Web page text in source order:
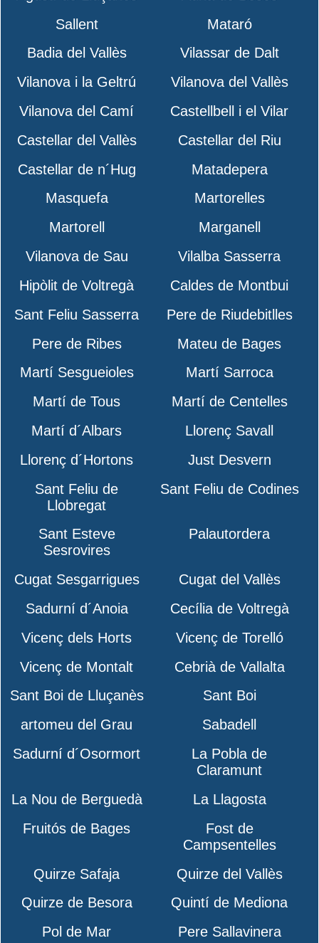
Sallent
Mataró
Badia del Vallès
Vilassar de Dalt
Vilanova i la Geltrú
Vilanova del Vallès
Vilanova del Camí
Castellbell i el Vilar
Castellar del Vallès
Castellar del Riu
Castellar de n´Hug
Matadepera
Masquefa
Martorelles
Martorell
Marganell
Vilanova de Sau
Vilalba Sasserra
Hipòlit de Voltregà
Caldes de Montbui
Sant Feliu Sasserra
Pere de Riudebitlles
Pere de Ribes
Mateu de Bages
Martí Sesgueioles
Martí Sarroca
Martí de Tous
Martí de Centelles
Martí d´Albars
Llorenç Savall
Llorenç d´Hortons
Just Desvern
Sant Feliu de
Llobregat
Sant Feliu de Codines
Sant Esteve
Sesrovires
Palautordera
Cugat Sesgarrigues
Cugat del Vallès
Sadurní d´Anoia
Cecília de Voltregà
Vicenç dels Horts
Vicenç de Torelló
Vicenç de Montalt
Cebrià de Vallalta
Sant Boi de Lluçanès
Sant Boi
artomeu del Grau
Sabadell
Sadurní d´Osormort
La Pobla de
Claramunt
La Nou de Berguedà
La Llagosta
Fruitós de Bages
Fost de
Campsentelles
Quirze Safaja
Quirze del Vallès
Quirze de Besora
Quintí de Mediona
Pol de Mar
Pere Sallavinera